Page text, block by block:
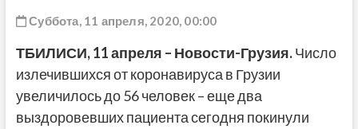
Суббота, 11 апреля, 2020, 00:00
ТБИЛИСИ, 11 апреля – Новости-Грузия.Число
излечившихся от коронавируса в Грузии
увеличилось до 56 человек – еще два
выздоровевших пациента сегодня покинули